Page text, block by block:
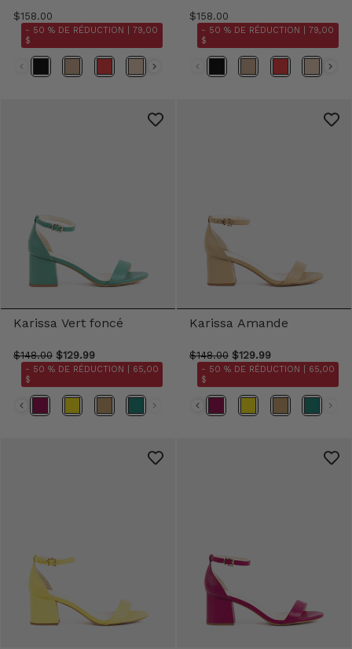
$158.00
- 50 % DE RÉDUCTION |
79,00
$
$158.00
- 50 % DE RÉDUCTION |
79,00
$
Karissa Vert foncé
$148.00 $129.99
- 50 % DE RÉDUCTION |
65,00
$
Karissa Amande
$148.00 $129.99
- 50 % DE RÉDUCTION |
65,00
$